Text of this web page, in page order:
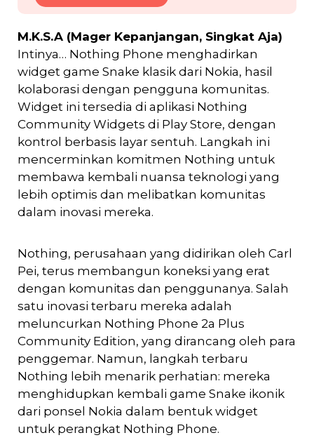
M.K.S.A (Mager Kepanjangan, Singkat Aja)
Intinya… Nothing Phone menghadirkan
widget game Snake klasik dari Nokia, hasil
kolaborasi dengan pengguna komunitas.
Widget ini tersedia di aplikasi Nothing
Community Widgets di Play Store, dengan
kontrol berbasis layar sentuh. Langkah ini
mencerminkan komitmen Nothing untuk
membawa kembali nuansa teknologi yang
lebih optimis dan melibatkan komunitas
dalam inovasi mereka.
Nothing, perusahaan yang didirikan oleh Carl
Pei, terus membangun koneksi yang erat
dengan komunitas dan penggunanya. Salah
satu inovasi terbaru mereka adalah
meluncurkan Nothing Phone 2a Plus
Community Edition, yang dirancang oleh para
penggemar. Namun, langkah terbaru
Nothing lebih menarik perhatian: mereka
menghidupkan kembali game Snake ikonik
dari ponsel Nokia dalam bentuk widget
untuk perangkat Nothing Phone.